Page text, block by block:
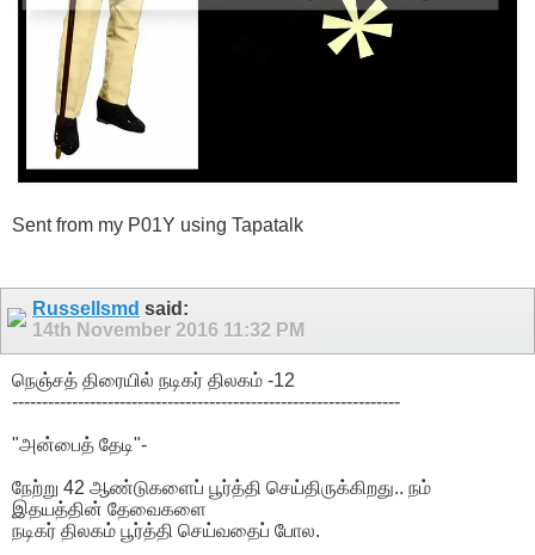
Sent from my P01Y using Tapatalk
Russellsmd said:
14th November 2016 11:32 PM
நெஞ்சத் திரையில் நடிகர் திலகம் -12
-----------------------------------------------------------------
"அன்பைத் தேடி"-
நேற்று 42 ஆண்டுகளைப் பூர்த்தி செய்திருக்கிறது.. நம்
இதயத்தின் தேவைகளை
நடிகர் திலகம் பூர்த்தி செய்வதைப் போல.